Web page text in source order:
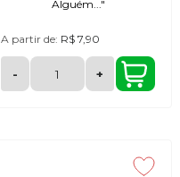
Alguém..."
A partir de: R$ 7,90
- +